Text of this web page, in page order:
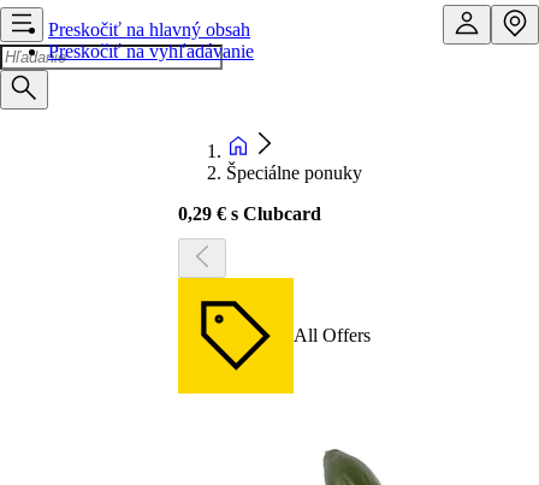
Preskočiť na hlavný obsah
Preskočiť na vyhľadávanie
Špeciálne ponuky
0,29 € s Clubcard
All Offers